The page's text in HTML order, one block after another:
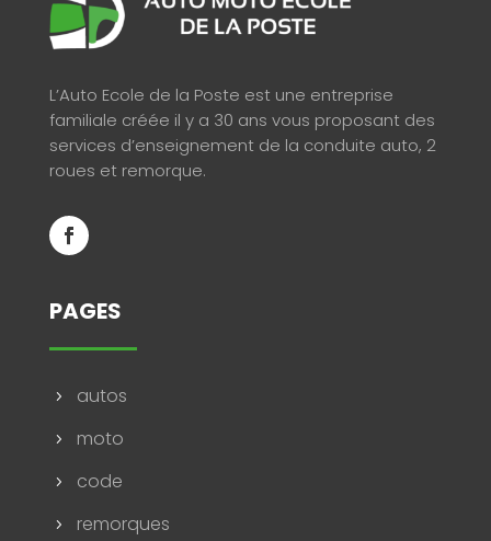
L’Auto Ecole de la Poste est une entreprise
familiale créée il y a 30 ans vous proposant des
services d’enseignement de la conduite auto, 2
roues et remorque.
PAGES
5 autos
5 moto
5 code
5 remorques